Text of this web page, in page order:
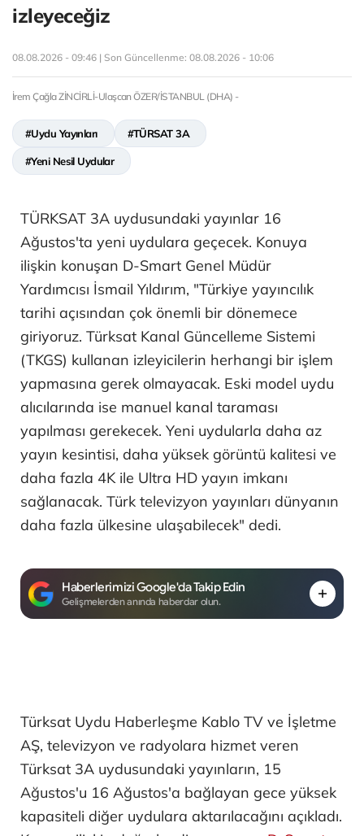
izleyeceğiz
08.08.2026 - 09:46 | Son Güncellenme: 08.08.2026 - 10:06
İrem Çağla ZİNCİRLİ-Ulaşcan ÖZER/İSTANBUL (DHA) -
#Uydu Yayınları #TÜRSAT 3A
#Yeni Nesil Uydular
TÜRKSAT 3A uydusundaki yayınlar 16
Ağustos'ta yeni uydulara geçecek. Konuya
ilişkin konuşan D-Smart Genel Müdür
Yardımcısı İsmail Yıldırım, "Türkiye yayıncılık
tarihi açısından çok önemli bir dönemece
giriyoruz. Türksat Kanal Güncelleme Sistemi
(TKGS) kullanan izleyicilerin herhangi bir işlem
yapmasına gerek olmayacak. Eski model uydu
alıcılarında ise manuel kanal taraması
yapılması gerekecek. Yeni uydularla daha az
yayın kesintisi, daha yüksek görüntü kalitesi ve
daha fazla 4K ile Ultra HD yayın imkanı
sağlanacak. Türk televizyon yayınları dünyanın
daha fazla ülkesine ulaşabilecek" dedi.
Haberlerimizi Google'da Takip Edin
Gelişmelerden anında haberdar olun.
Türksat Uydu Haberleşme Kablo TV ve İşletme
AŞ, televizyon ve radyolara hizmet veren
Türksat 3A uydusundaki yayınların, 15
Ağustos'u 16 Ağustos'a bağlayan gece yüksek
kapasiteli diğer uydulara aktarılacağını açıkladı.